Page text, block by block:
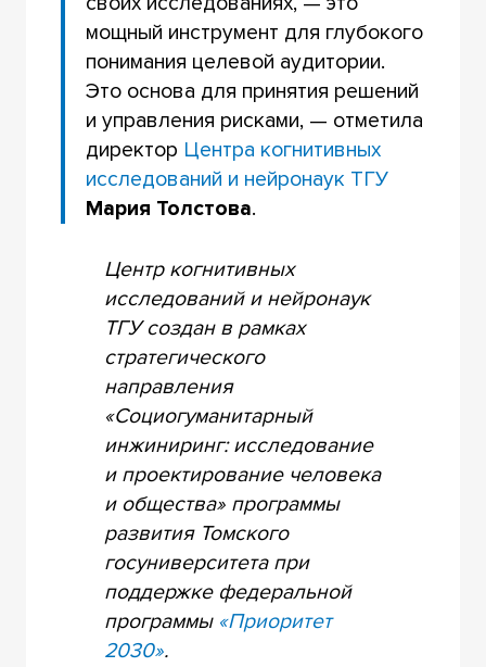
мощный инструмент для глубокого
понимания целевой аудитории.
Это основа для принятия решений
и управления рисками, — отметила
директор Центра когнитивных
исследований и нейронаук ТГУ
Мария Толстова.
Центр когнитивных
исследований и нейронаук
ТГУ создан в рамках
стратегического
направления
«Социогуманитарный
инжиниринг: исследование
и проектирование человека
и общества» программы
развития Томского
госуниверситета при
поддержке федеральной
программы «Приоритет
2030».